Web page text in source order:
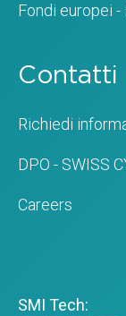
Fondi europei
Contatti
Richiedi
DPO - SWISS
Careers
SMI Tech: